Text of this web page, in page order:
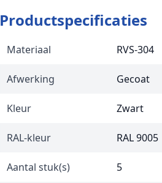
Productspecificaties
Materiaal RVS-304
Afwerking Gecoat
Kleur Zwart
RAL-kleur RAL 9005
Aantal stuk(s) 5